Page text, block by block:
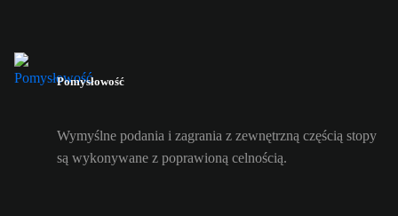
Pomysłowość
Wymyślne podania i zagrania z zewnętrzną częścią stopy
są wykonywane z poprawioną celnością.